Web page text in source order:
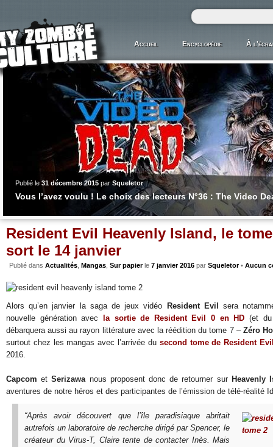
Accueil Encyclopédie À
Publié le 31 décembre 2015 par Squeletor
Vous l’avez voulu ! Le choix des lecteurs N°36 : The Video
Resident Evil Heavenly Island, le
sort le 14 janvier
Publié dans Actualités Mangas Sur papierle 7 janvier 2016 par Squeletor• Aucun
Alors qu’en janvier la saga de jeux vidéo Resident Evil
sera
nouvelle génération avec
la sortie de Resident Evil 0 en HD (et
débarquera aussi au rayon littérature avec la réédition du tome 7 – Zéro
surtout chez les mangas avec l’arrivée du second tome de Resident
2016.
Capcom etSerizawanous proposent donc de retourner sur Heavenly
aventures de notre héros et des participantes de l’émission de télé-réalité
“Après avoir découvert que l’île paradisiaque abritait
autrefois un laboratoire de recherche dirigé par Spencer, le
créateur du Virus-T, Claire tente de contacter Inès. Mais